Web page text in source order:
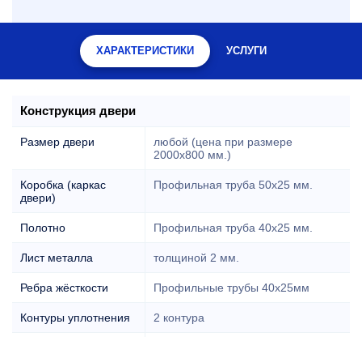
ХАРАКТЕРИСТИКИ УСЛУГИ
Конструкция двери
Размер двери
любой (цена при размере
2000x800 мм.)
Коробка (каркас
двери)
Профильная труба 50х25 мм.
Полотно Профильная труба 40х25 мм.
Лист металла толщиной 2 мм.
Ребра жёсткости Профильные трубы 40х25мм
Контуры уплотнения 2 контура